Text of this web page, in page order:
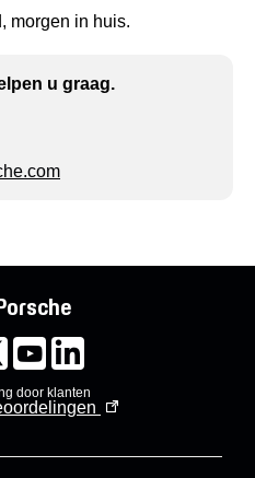
morgen in huis.
u graag.
door klanten